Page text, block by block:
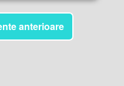
anterioare